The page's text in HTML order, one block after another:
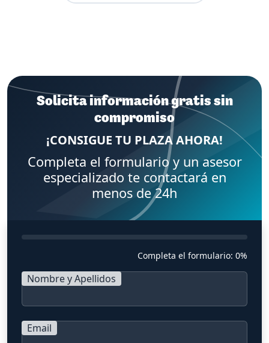
Solicita información gratis sin
compromiso
¡CONSIGUE TU PLAZA AHORA!
Completa el formulario y un asesor
especializado te contactará en
menos de 24h
Completa el formulario: 0%
Nombre y Apellidos
Email